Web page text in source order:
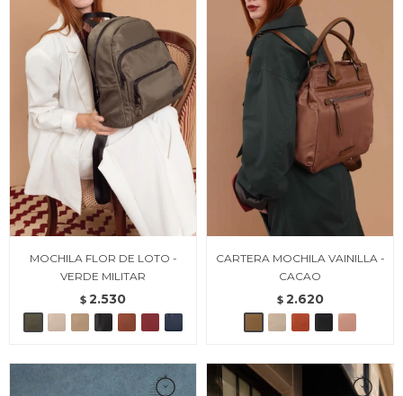
MOCHILA FLOR DE LOTO -
VERDE MILITAR
$ 2.530
CARTERA MOCHILA VAINILLA -
CACAO
$ 2.620